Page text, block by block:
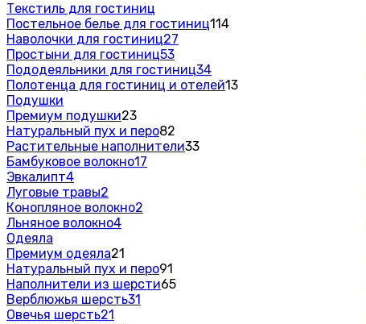
Текстиль для гостиниц
Постельное белье для гостиниц114
Наволочки для гостиниц27
Простыни для гостиниц53
Пододеяльники для гостиниц34
Полотенца для гостиниц и отелей13
Подушки
Премиум подушки23
Натуральный пух и перо82
Растительные наполнители33
Бамбуковое волокно17
Эвкалипт4
Луговые травы2
Конопляное волокно2
Льняное волокно4
Одеяла
Премиум одеяла21
Натуральный пух и перо91
Наполнители из шерсти65
Верблюжья шерсть31
Овечья шерсть21